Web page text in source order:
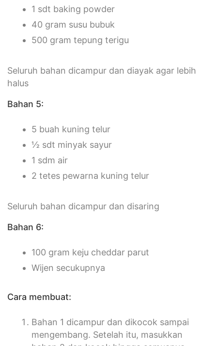
1 sdt baking powder
40 gram susu bubuk
500 gram tepung terigu
Seluruh bahan dicampur dan diayak agar lebih
halus
Bahan 5:
5 buah kuning telur
½ sdt minyak sayur
1 sdm air
2 tetes pewarna kuning telur
Seluruh bahan dicampur dan disaring
Bahan 6:
100 gram keju cheddar parut
Wijen secukupnya
Cara membuat:
Bahan 1 dicampur dan dikocok sampai
mengembang. Setelah itu, masukkan